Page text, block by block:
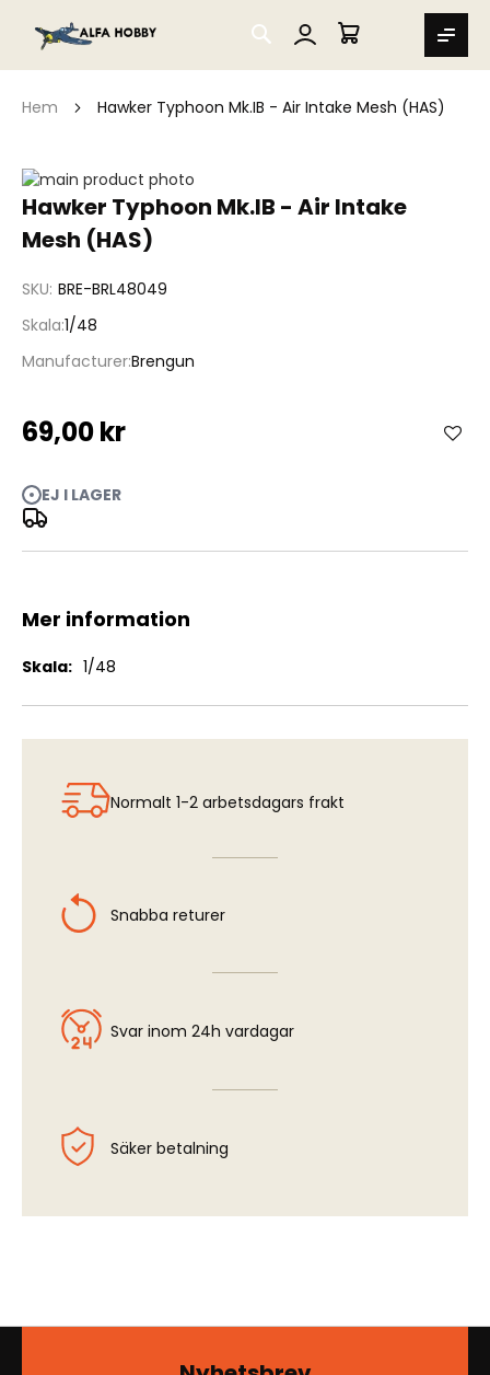
SEARCH
MIN VARUKORG
Hem Hawker Typhoon Mk.IB - Air Intake Mesh (HAS)
Hawker Typhoon Mk.IB - Air Intake
Mesh (HAS)
SKU BRE-BRL48049
Skala 1/48
ManufacturerBrengun
69,00 kr
EJ I LAGER
Hoppa
till
av
Hoppa
början
bildgalleriet
Mer information
Mer
1/48
Normalt 1-2 arbetsdagars frakt
Snabba returer
Svar inom 24h vardagar
Säker betalning